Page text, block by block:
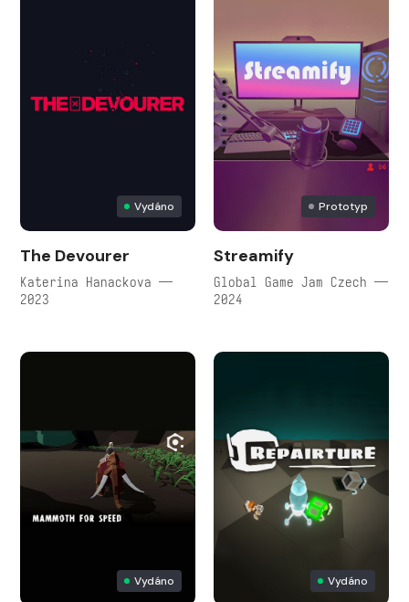
Vydáno
The Devourer
Katerina Hanackova —
2023
Prototyp
Streamify
Global Game Jam Czech —
2024
Vydáno Vydáno